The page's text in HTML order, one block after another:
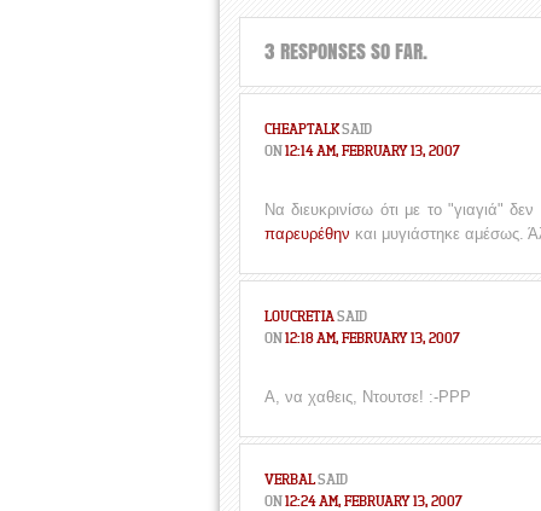
3 RESPONSES SO FAR.
CHEAPTALKSAID
ON12:14 AM, FEBRUARY 13, 2007
Να διευκρινίσω ότι με το "γιαγιά"
παρευρέθην και μυγιάστηκε αμέσως.
LOUCRETIASAID
ON12:18 AM, FEBRUARY 13, 2007
Α, να χαθεις, Ντουτσε! :-ΡΡΡ
VERBALSAID
ON12:24 AM, FEBRUARY 13, 2007